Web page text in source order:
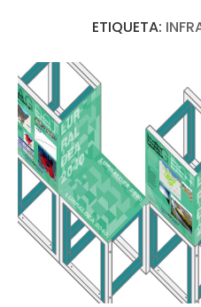
ETIQUETA: